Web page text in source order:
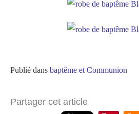
Publié dans baptême et Communion
Partager cet article